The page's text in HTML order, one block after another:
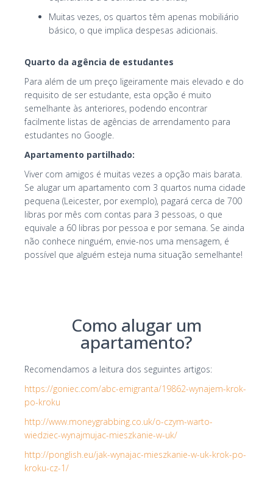
Muitas vezes, os quartos têm apenas mobiliário
básico, o que implica despesas adicionais.
Quarto da agência de estudantes
Para além de um preço ligeiramente mais elevado e do
requisito de ser estudante, esta opção é muito
semelhante às anteriores, podendo encontrar
facilmente listas de agências de arrendamento para
estudantes no Google.
Apartamento partilhado:
Viver com amigos é muitas vezes a opção mais barata.
Se alugar um apartamento com 3 quartos numa cidade
pequena (Leicester, por exemplo), pagará cerca de 700
libras por mês com contas para 3 pessoas, o que
equivale a 60 libras por pessoa e por semana. Se ainda
não conhece ninguém, envie-nos uma mensagem, é
possível que alguém esteja numa situação semelhante!
Como alugar um
apartamento?
Recomendamos a leitura dos seguintes artigos:
https://goniec.com/abc-emigranta/19862-wynajem-krok-
po-kroku
http://www.moneygrabbing.co.uk/o-czym-warto-
wiedziec-wynajmujac-mieszkanie-w-uk/
http://ponglish.eu/jak-wynajac-mieszkanie-w-uk-krok-po-
kroku-cz-1/